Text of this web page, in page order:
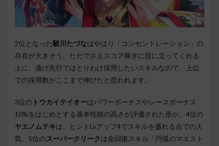
2位となった駿川たづなはやはり「コンセントレーション」の
存在が大きそう。ただでさえスコア稼ぎに役に立ってくれる
上に、逃げ先行ではとりわけ採用したいスキルなので、上位
での採用数がここまで伸びたと思われます。
3位の トウカイテイオーはパワーボーナスやレースボーナス
10%をはじめとする基本性能の高さが評価された形か。4位の
ヤエノムテキは、ヒントLvアップ4でスキルを盛れる点での人
気。5位のスーパークリークは金回復スキル「円弧のマエスト